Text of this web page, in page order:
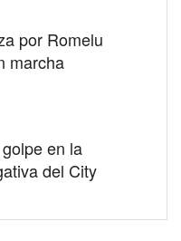
por Romelu
marcha
en la
del City